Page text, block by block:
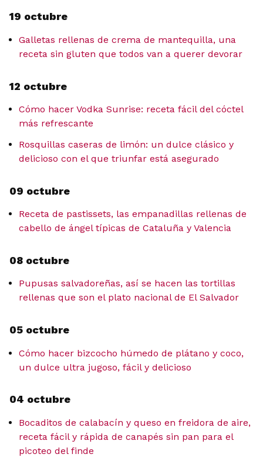
19 octubre
Galletas rellenas de crema de mantequilla, una
receta sin gluten que todos van a querer devorar
12 octubre
Cómo hacer Vodka Sunrise: receta fácil del cóctel
más refrescante
Rosquillas caseras de limón: un dulce clásico y
delicioso con el que triunfar está asegurado
09 octubre
Receta de pastissets, las empanadillas rellenas de
cabello de ángel típicas de Cataluña y Valencia
08 octubre
Pupusas salvadoreñas, así se hacen las tortillas
rellenas que son el plato nacional de El Salvador
05 octubre
Cómo hacer bizcocho húmedo de plátano y coco,
un dulce ultra jugoso, fácil y delicioso
04 octubre
Bocaditos de calabacín y queso en freidora de aire,
receta fácil y rápida de canapés sin pan para el
picoteo del finde